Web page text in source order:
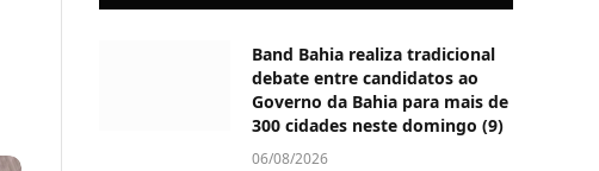
Band Bahia realiza tradicional
debate entre candidatos ao
Governo da Bahia para mais de
300 cidades neste domingo (9)
06/08/2026